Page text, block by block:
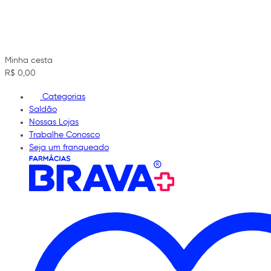
Minha cesta
R$ 0,00
Categorias
Saldão
Nossas Lojas
Trabalhe Conosco
Seja um franqueado